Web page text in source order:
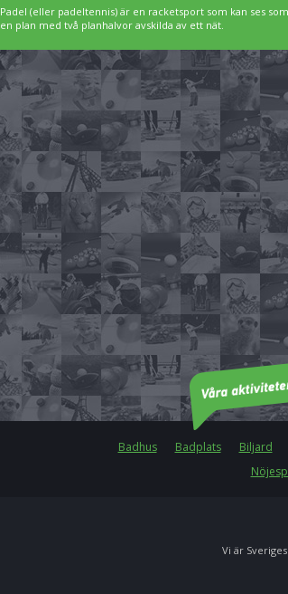
Padel (eller padeltennis) är en racketsport som kan ses
en plan med två planhalvor avskilda av ett nät.
Badhus Badplats Biljard
Vi är